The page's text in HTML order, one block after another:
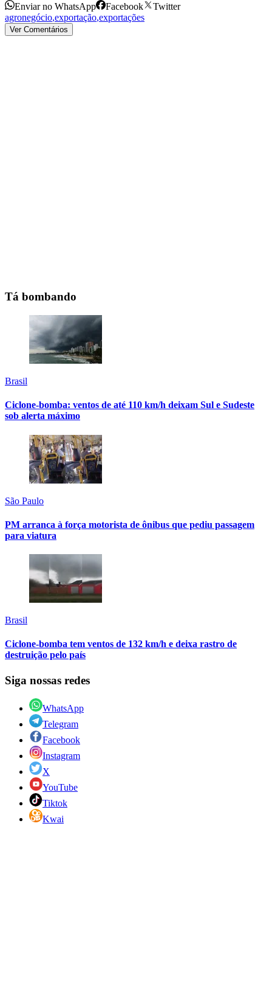
Enviar no WhatsApp Facebook
Twitter
agronegócio,exportação,exportações
Ver Comentários
Tá bombando
Brasil
Ciclone-bomba: ventos de até 110 km/h deixam Sul e Sudeste
sob alerta máximo
São Paulo
PM arranca à força motorista de ônibus que pediu passagem
para viatura
Brasil
Ciclone-bomba tem ventos de 132 km/h e deixa rastro de
destruição pelo país
Siga nossas redes
WhatsApp
Telegram
Facebook
Instagram
X
YouTube
Tiktok
Kwai